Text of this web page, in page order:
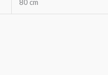
80 cm